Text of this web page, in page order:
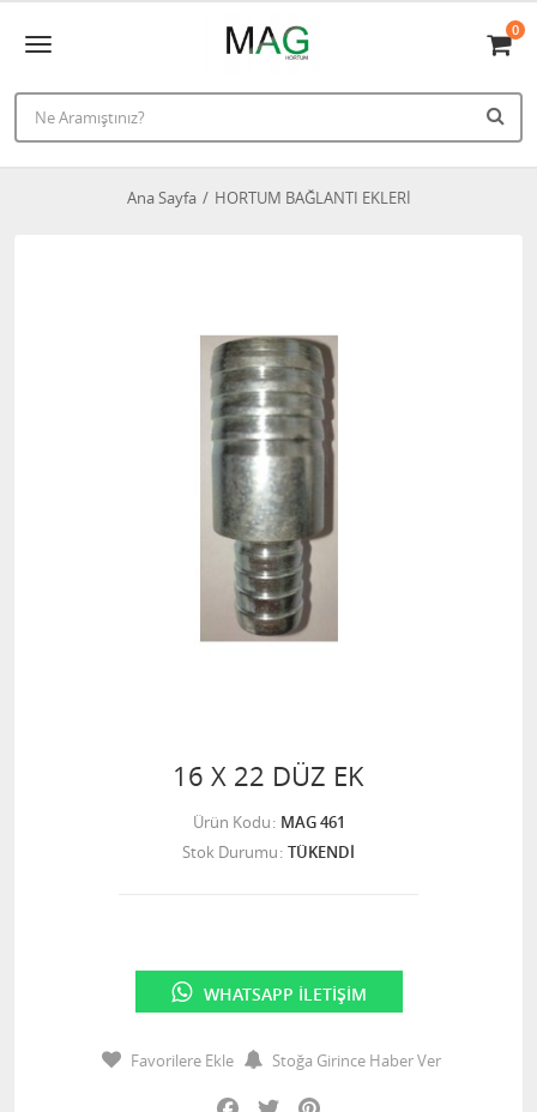
0
Ana Sayfa HORTUM BAĞLANTI EKLERİ
16 X 22 DÜZ EK
Ürün Kodu MAG 461
Stok Durumu TÜKENDİ
WHATSAPP İLETIŞIM
Favorilere Ekle
Stoğa Girince Haber Ver
Facebook
Twitter